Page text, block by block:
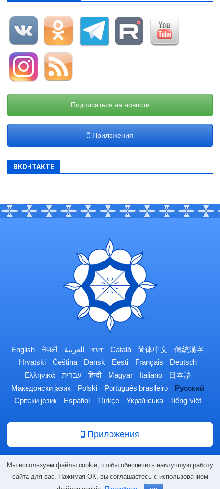
Подписаться на новости
Приложения
ВКОНТАКТЕ
English नेपाली العربية বাংলা Català 简体中文
傳統漢字
Hrvatski
Čeština Dansk Eesti Français
Deutsch
Ελληνικά
עברית हिन्दी Magyar Italiano
日本語
Македонски јазик
Polski Português brasileiro
Русский
Српски језик
Español Türkçe Українська Tiếng Việt
Приложения
© 2009-2026 Боди Шраван Дарма Санга
Мы используем файлы cookie, чтобы обеспечить наилучшую работу
сайта для вас. Нажимая ОК, вы соглашаетесь с использованием